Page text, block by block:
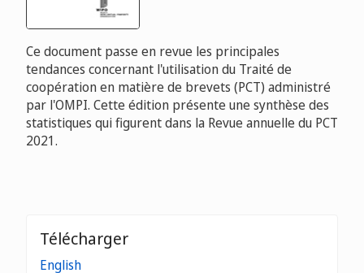
Ce document passe en revue les principales
tendances concernant l'utilisation du Traité de
coopération en matière de brevets (PCT) administré
par l'OMPI. Cette édition présente une synthèse des
statistiques qui figurent dans la Revue annuelle du PCT
2021.
Télécharger
English